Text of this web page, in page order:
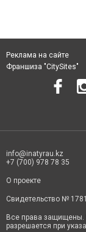
Реклама на сайте
Франшиза "CitySites"
info@inatyrau.kz
+7 (700) 978 78 35
О проекте
Свидетельство №
Все права защищены.
разрешается при